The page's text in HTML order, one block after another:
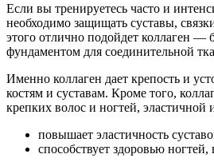
Если вы тренируетесь часто и
необходимо защищать суставы,
этого отлично подойдет коллаген —
фундаментом для соединительной
Именно коллаген дает крепость и
костям и суставам. Кроме того,
крепких волос и ногтей, эластичной
повышает эластичность
способствует здоровью